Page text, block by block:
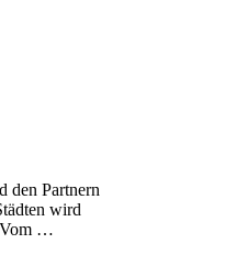
den Partnern
wird
Vom …